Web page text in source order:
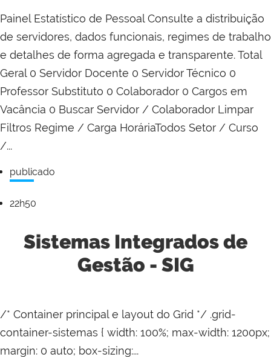
Painel Estatístico de Pessoal Consulte a distribuição
de servidores, dados funcionais, regimes de trabalho
e detalhes de forma agregada e transparente. Total
Geral 0 Servidor Docente 0 Servidor Técnico 0
Professor Substituto 0 Colaborador 0 Cargos em
Vacância 0 Buscar Servidor / Colaborador Limpar
Filtros Regime / Carga HoráriaTodos Setor / Curso
/...
publicado
22h50
Sistemas Integrados de
Gestão - SIG
/* Container principal e layout do Grid */ .grid-
container-sistemas { width: 100%; max-width: 1200px;
margin: 0 auto; box-sizing:...